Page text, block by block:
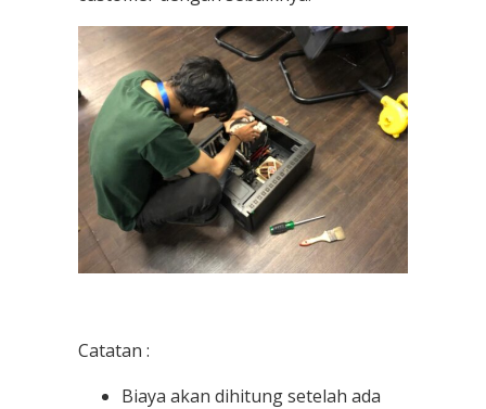
Catatan :
Biaya akan dihitung setelah ada